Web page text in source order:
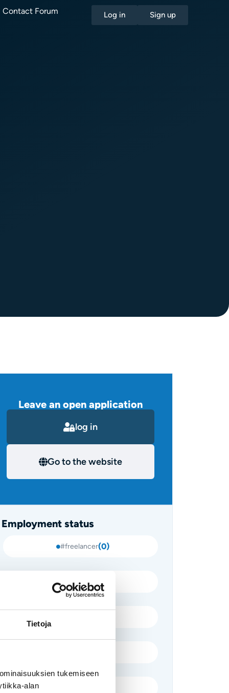
Tietoja
tukemiseen
alan
Contact Forum Log in Sign up
Leave an open application
log in
Go to the website
Employment status
#freelancer(0)
#summer job (